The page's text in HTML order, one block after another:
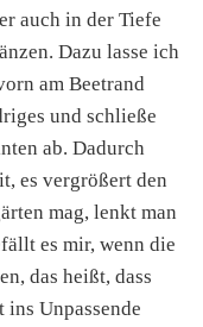
auch in der Tiefe
Dazu lasse ich
am Beetrand
und schließe
ab. Dadurch
es vergrößert den
mag, lenkt man
es mir, wenn die
das heißt, dass
Unpassende